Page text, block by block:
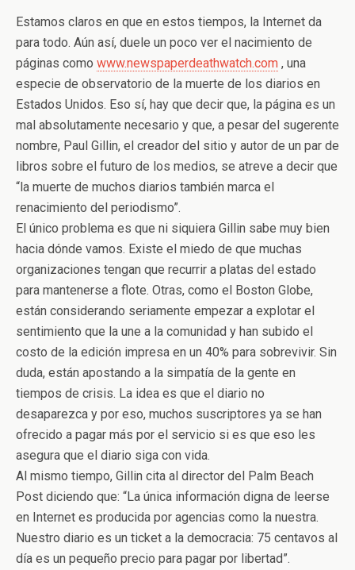
Estamos claros en que en estos tiempos, la Internet da
para todo. Aún así, duele un poco ver el nacimiento de
páginas como www.newspaperdeathwatch.com , una
especie de observatorio de la muerte de los diarios en
Estados Unidos. Eso sí, hay que decir que, la página es un
mal absolutamente necesario y que, a pesar del sugerente
nombre, Paul Gillin, el creador del sitio y autor de un par de
libros sobre el futuro de los medios, se atreve a decir que
“la muerte de muchos diarios también marca el
renacimiento del periodismo”.
El único problema es que ni siquiera Gillin sabe muy bien
hacia dónde vamos. Existe el miedo de que muchas
organizaciones tengan que recurrir a platas del estado
para mantenerse a flote. Otras, como el Boston Globe,
están considerando seriamente empezar a explotar el
sentimiento que la une a la comunidad y han subido el
costo de la edición impresa en un 40% para sobrevivir. Sin
duda, están apostando a la simpatía de la gente en
tiempos de crisis. La idea es que el diario no
desaparezca y por eso, muchos suscriptores ya se han
ofrecido a pagar más por el servicio si es que eso les
asegura que el diario siga con vida.
Al mismo tiempo, Gillin cita al director del Palm Beach
Post diciendo que: “La única información digna de leerse
en Internet es producida por agencias como la nuestra.
Nuestro diario es un ticket a la democracia: 75 centavos al
día es un pequeño precio para pagar por libertad”.